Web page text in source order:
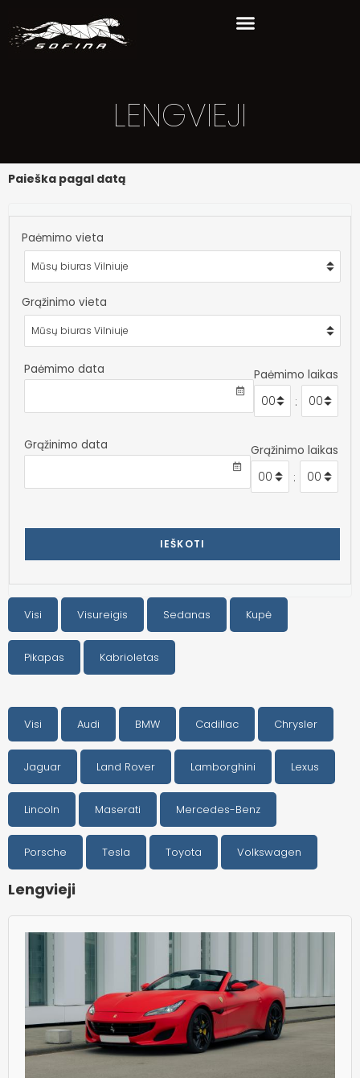
LENGVIEJI
Paieška pagal datą
Paėmimo vieta
Grąžinimo vieta
Paėmimo data Paėmimo laikas
:
Grąžinimo data Grąžinimo laikas
:
IEŠKOTI
Visi Visureigis Sedanas Kupė
Pikapas Kabrioletas
Visi Audi BMW Cadillac Chrysler
Jaguar Land Rover Lamborghini Lexus
Lincoln Maserati Mercedes-Benz
Porsche Tesla Toyota Volkswagen
Lengvieji